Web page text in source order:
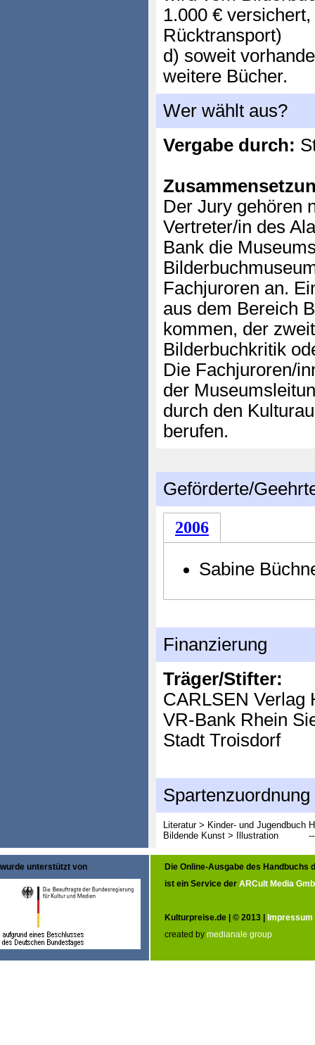
1.000 €
Rücktransport)
d) soweit
weitere Bücher.
Wer wählt aus?
Vergabe durch:
Der Jury gehören
Vertreter/in des
Bank die
Fachjuroren an.
aus dem Bereich
kommen, der
Bilderbuchkritik
Die Fachjuroren/
der
durch den
berufen.
Geförderte/
2006
Sabine
Finanzierung
Träger/Stifter:
CARLSEN Verlag
VR-Bank Rhein
Stadt Troisdorf
Spartenzuordnung
Literatur > Kinder- und Jugendbuch
Bildende Kunst > Illustration
wurde unterstützt von
Die Online-Ausgabe des Handbuchs
ist ein Service der ARCult Media
Kulturpreise.de | © 2013 | Impressum
created by medianale group